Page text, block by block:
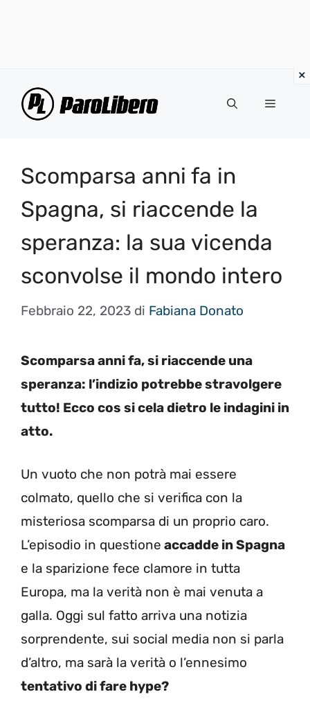
Menu
Scomparsa anni fa in
Spagna, si riaccende la
speranza: la sua vicenda
sconvolse il mondo intero
Febbraio 22, 2023 di Fabiana Donato
Scomparsa anni fa, si riaccende una
speranza: l’indizio potrebbe stravolgere
tutto! Ecco cos si cela dietro le indagini in
atto.
Un vuoto che non potrà mai essere
colmato, quello che si verifica con la
misteriosa scomparsa di un proprio caro.
L’episodio in questione accadde in Spagna
e la sparizione fece clamore in tutta
Europa, ma la verità non è mai venuta a
galla. Oggi sul fatto arriva una notizia
sorprendente, sui social media non si parla
d’altro, ma sarà la verità o l’ennesimo
tentativo di fare hype?